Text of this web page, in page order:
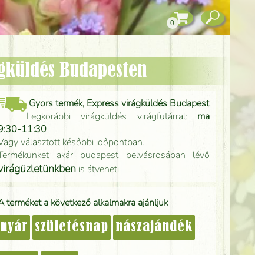
Budapesten
Gyors termék, Express virágküldés Budapest
Legkorábbi virágküldés virágfutárral: ma
11:30
választott későbbi időpontban.
akár budapest belvásrosában lévő
is átveheti.
terméket a következő alkalmakra ajánljuk
nyár születésnap nászajándék
0